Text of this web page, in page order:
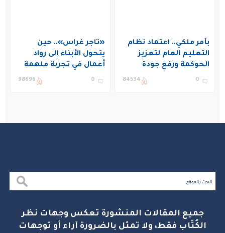
بأمر ملكي.. اعتماد نظام
التعليم العام لتعزيز
الحوكمة ورفع جودة
التعليم في المملكة
0
84534
«تاجر غراس».. حين
يتحول الأبناء إلى رواد
أعمال في تجربة ملهمة
بنادي غراس الصيفي
0
98696
جميع المقالات المنشورة تعكس وجهات نظر
الكُتّاب فقط، ولا تمثل بالضرورة آراء أو توجهات